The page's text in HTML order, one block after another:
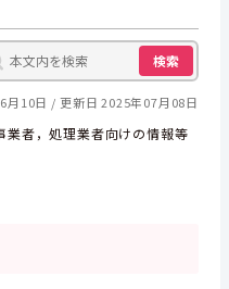
検索
月10日 更新日 2025年07月08日
業者，処理業者向けの情報等